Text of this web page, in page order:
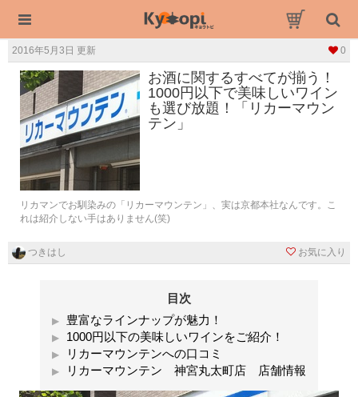
2016年5月3日 更新 0
お酒に関するすべてが揃う！
1000円以下で美味しいワイン
も選び放題！「リカーマウン
テン」
リカマンでお馴染みの「リカーマウンテン」、実は京都本社なんです。こ
れは紹介しない手はありません(笑)
つきはし お気に入り
目次
豊富なラインナップが魅力！
1000円以下の美味しいワインをご紹介！
リカーマウンテンへの口コミ
リカーマウンテン 神宮丸太町店 店舗情報